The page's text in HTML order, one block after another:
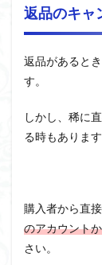
返品のキャ
返品があると
す。
しかし、稀に
る時もあります
購入者から直
のアカウント
さい。